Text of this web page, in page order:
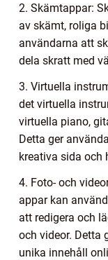
2. Skämtappar:
av skämt, roliga
användarna att
dela skratt med
3. Virtuella
det virtuella
virtuella piano,
Detta ger
kreativa sida och
4. Foto- och
appar kan
att redigera och
och videor. Detta
unika innehåll